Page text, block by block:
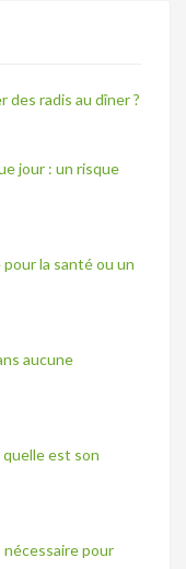
des radis au dîner ?
jour : un risque
la santé ou un
aucune
est son
pour